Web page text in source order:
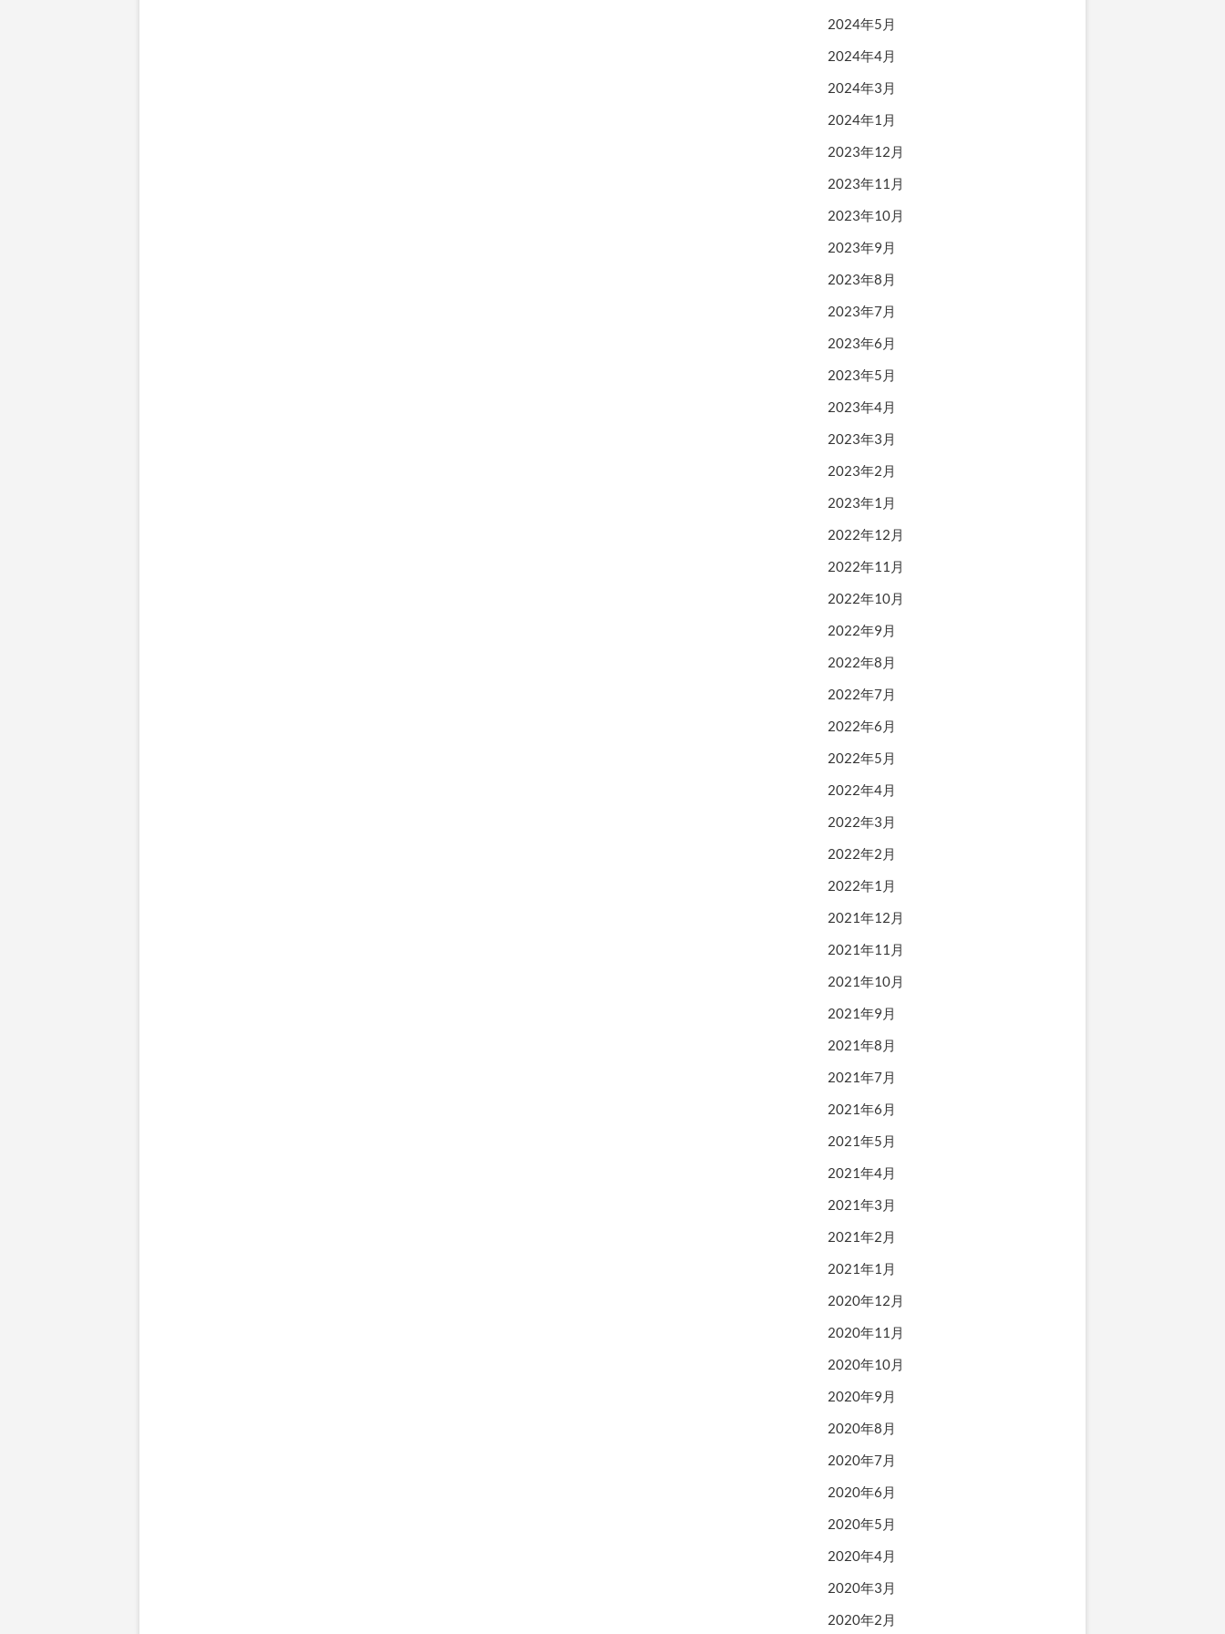
2024年5月
2024年4月
2024年3月
2024年1月
2023年12月
2023年11月
2023年10月
2023年9月
2023年8月
2023年7月
2023年6月
2023年5月
2023年4月
2023年3月
2023年2月
2023年1月
2022年12月
2022年11月
2022年10月
2022年9月
2022年8月
2022年7月
2022年6月
2022年5月
2022年4月
2022年3月
2022年2月
2022年1月
2021年12月
2021年11月
2021年10月
2021年9月
2021年8月
2021年7月
2021年6月
2021年5月
2021年4月
2021年3月
2021年2月
2021年1月
2020年12月
2020年11月
2020年10月
2020年9月
2020年8月
2020年7月
2020年6月
2020年5月
2020年4月
2020年3月
2020年2月